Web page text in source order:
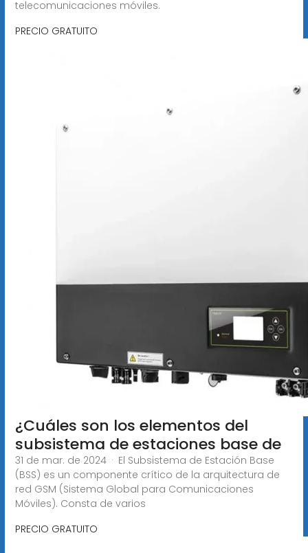
telecomunicaciones móviles.
PRECIO GRATUITO
¿Cuáles son los elementos del
subsistema de estaciones base de
31 de mar. de 2024 · El Subsistema de Estación Base
(BSS) es un componente crítico de la arquitectura de
red GSM (Sistema Global para Comunicaciones
Móviles). Consta de varios
PRECIO GRATUITO